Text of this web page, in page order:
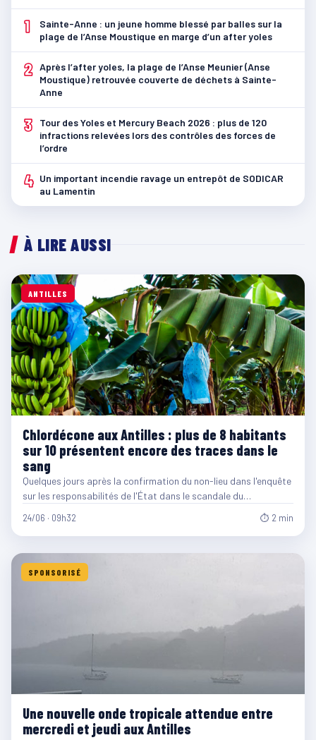
1
Sainte-Anne : un jeune homme blessé par balles sur la
plage de l’Anse Moustique en marge d’un after yoles
2 Après l’after yoles, la plage de l’Anse Meunier (Anse
Moustique) retrouvée couverte de déchets à Sainte-
Anne
3
Tour des Yoles et Mercury Beach 2026 : plus de 120
infractions relevées lors des contrôles des forces de
l’ordre
4 Un important incendie ravage un entrepôt de SODICAR
au Lamentin
À LIRE AUSSI
ANTILLES
Chlordécone aux Antilles : plus de 8 habitants
sur 10 présentent encore des traces dans le
sang
Quelques jours après la confirmation du non-lieu dans l'enquête
sur les responsabilités de l'État dans le scandale du…
24/06 · 09h32 ⏱ 2 min
SPONSORISÉ
Une nouvelle onde tropicale attendue entre
mercredi et jeudi aux Antilles